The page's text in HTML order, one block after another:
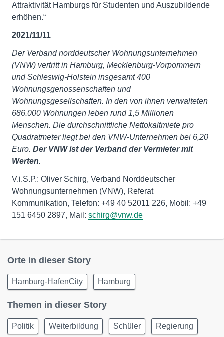
Attraktivität Hamburgs für Studenten und Auszubildende
erhöhen.“
2021/11/11
Der Verband norddeutscher Wohnungsunternehmen
(VNW) vertritt in Hamburg, Mecklenburg-Vorpommern
und Schleswig-Holstein insgesamt 400
Wohnungsgenossenschaften und
Wohnungsgesellschaften. In den von ihnen verwalteten
686.000 Wohnungen leben rund 1,5 Millionen
Menschen. Die durchschnittliche Nettokaltmiete pro
Quadratmeter liegt bei den VNW-Unternehmen bei 6,20
Euro. Der VNW ist der Verband der Vermieter mit
Werten.
V.i.S.P.: Oliver Schirg, Verband Norddeutscher
Wohnungsunternehmen (VNW), Referat
Kommunikation, Telefon: +49 40 52011 226, Mobil: +49
151 6450 2897, Mail: schirg@vnw.de
Orte in dieser Story
Hamburg-HafenCity Hamburg
Themen in dieser Story
Politik Weiterbildung Schüler Regierung